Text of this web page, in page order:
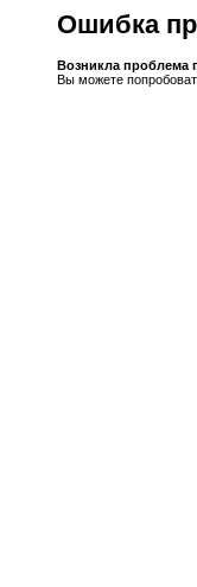
Ошибка
Возникла проблема
Вы можете